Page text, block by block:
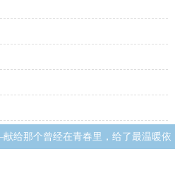
给那个曾经在青春里，给了最温暖依